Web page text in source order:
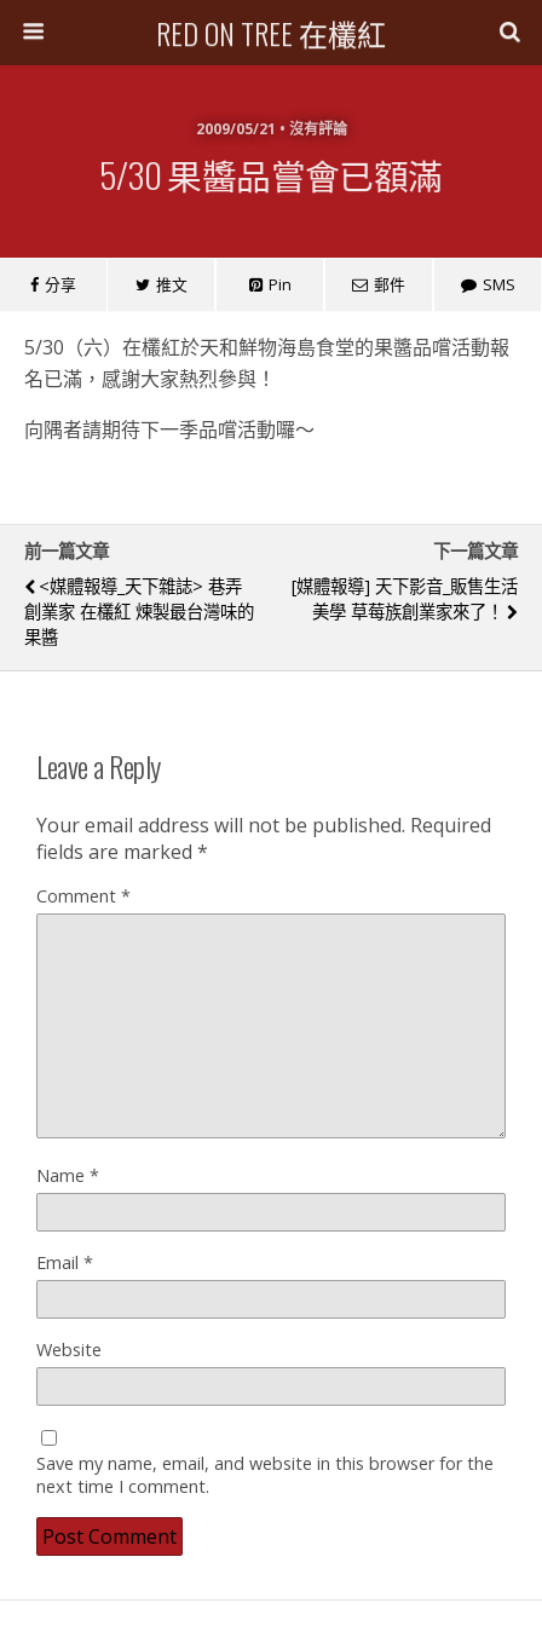
RED ON TREE 在欉紅
2009/05/21 • 沒有評論
5/30 果醬品嘗會已額滿
分享 推文 Pin 郵件 SMS
5/30（六）在欉紅於天和鮮物海島食堂的果醬品嚐活動報
名已滿，感謝大家熱烈參與！
向隅者請期待下一季品嚐活動囉～
前一篇文章
<媒體報導_天下雜誌> 巷弄
創業家 在欉紅 煉製最台灣味的
果醬
下一篇文章
[媒體報導] 天下影音_販售生活
美學 草莓族創業家來了！
Leave a Reply
Your email address will not be published. Required
fields are marked *
Comment *
Name *
Email *
Website
Save my name, email, and website in this browser for the
next time I comment.